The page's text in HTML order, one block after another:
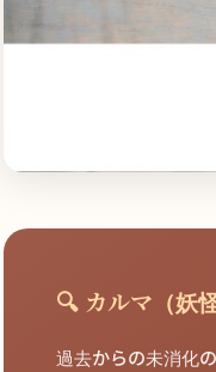
🔍 カルマ（妖
過去からの未消化